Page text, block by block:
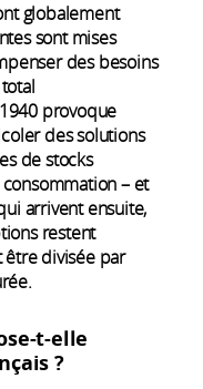
globalement
sont mises
des besoins
provoque
des solutions
de stocks
– et
arrivent ensuite,
restent
être divisée par
t-elle
?